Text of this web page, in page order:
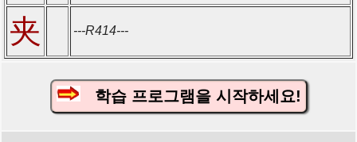
夹 ---R414---
학습 프로그램을 시작하세요!